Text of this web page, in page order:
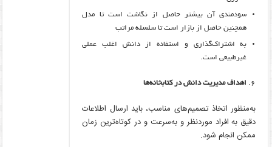
سودمندی آن بیشتر حاصل از نگاشت است تا مدل
همچنین حاصل از بازار است تا سلسله مراتب
به اشتراک‌گذاری و استفاده از دانش اغلب عملی
غیرطبیعی است.
اهداف مدیریت دانش در کتابخانه‌ها
به‌منظور اتخاذ تصمیم‌های مناسب، باید ارسال اطلاعات
دقیق به افراد موردنظر و به‌سرعت و در کوتاه‌ترین زمان
ممکن انجام شود.